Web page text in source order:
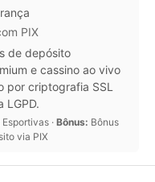
PIX
de depósito
e cassino ao vivo
por criptografia SSL
LGPD.
· Bônus: Bônus
via PIX